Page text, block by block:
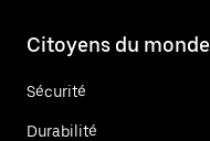
Citoyens du monde
Sécurité
Durabilité